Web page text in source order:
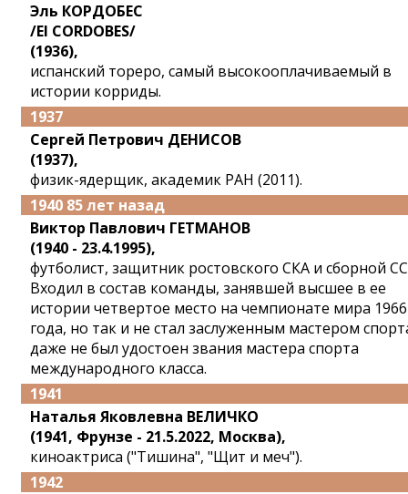
Эль КОРДОБЕС
/El CORDOBES/
(1936),
испанский тореро, самый высокооплачиваемый в
истории корриды.
1937
Сергей Петрович ДЕНИСОВ
(1937),
физик-ядерщик, академик РАН (2011).
1940 85 лет назад
Виктор Павлович ГЕТМАНОВ
(1940 - 23.4.1995),
футболист, защитник ростовского СКА и сборной
Входил в состав команды, занявшей высшее в ее
истории четвертое место на чемпионате мира 1966
года, но так и не стал заслуженным мастером
даже не был удостоен звания мастера спорта
международного класса.
1941
Наталья Яковлевна ВЕЛИЧКО
(1941, Фрунзе - 21.5.2022, Москва),
киноактриса ("Тишина", "Щит и меч").
1942